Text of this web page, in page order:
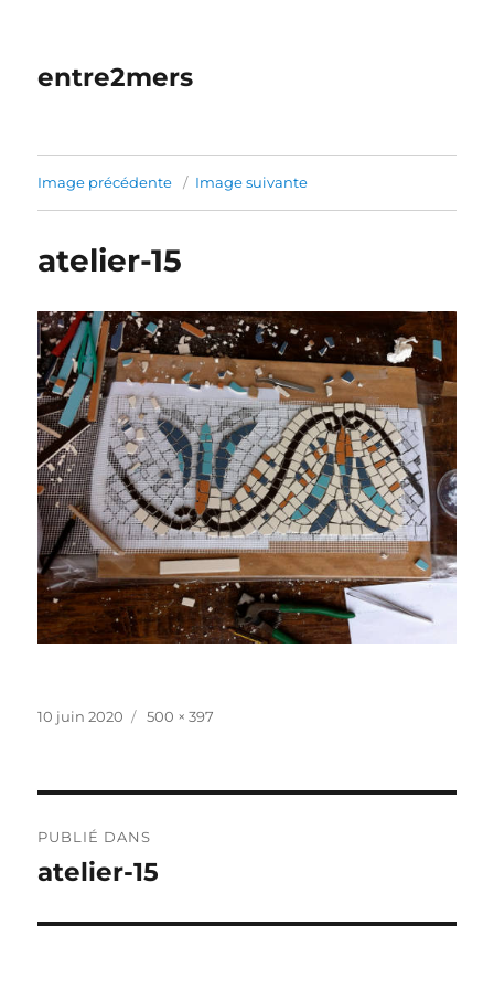
entre2mers
Image précédente Image suivante
atelier-15
Publié
10 juin 2020
Taille
500 × 397
de
PUBLIÉ DANS
atelier-15